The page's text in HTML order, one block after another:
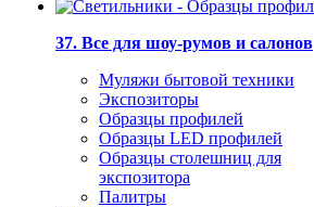
37. Все для шоу-румов и салонов
Муляжи бытовой техники
Экспозиторы
Образцы профилей
Образцы LED профилей
Образцы столешниц для
экспозитора
Палитры